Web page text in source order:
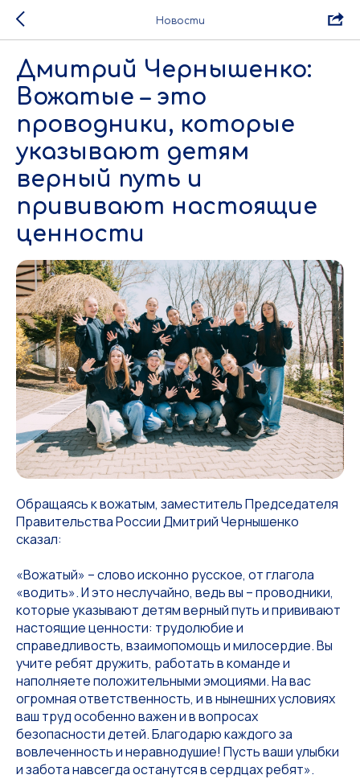
Новости
Дмитрий Чернышенко:
Вожатые – это
проводники, которые
указывают детям
верный путь и
прививают настоящие
ценности
Обращаясь к вожатым, заместитель Председателя
Правительства России Дмитрий Чернышенко
сказал:
«Вожатый» – слово исконно русское, от глагола
«водить». И это неслучайно, ведь вы – проводники,
которые указывают детям верный путь и прививают
настоящие ценности: трудолюбие и
справедливость, взаимопомощь и милосердие. Вы
учите ребят дружить, работать в команде и
наполняете положительными эмоциями. На вас
огромная ответственность, и в нынешних условиях
ваш труд особенно важен и в вопросах
безопасности детей. Благодарю каждого за
вовлеченность и неравнодушие! Пусть ваши улыбки
и забота навсегда останутся в сердцах ребят».